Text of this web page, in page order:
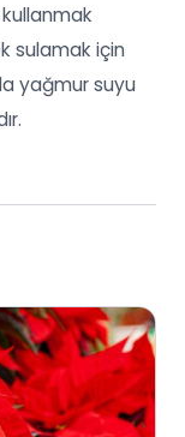
sulamak için
yağmur suyu